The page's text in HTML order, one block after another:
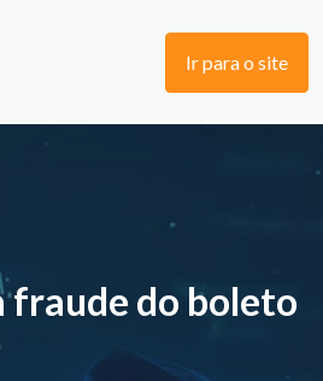
Ir para o site
fraude do boleto